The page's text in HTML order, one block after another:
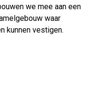
we mee aan een
waar
kunnen vestigen.